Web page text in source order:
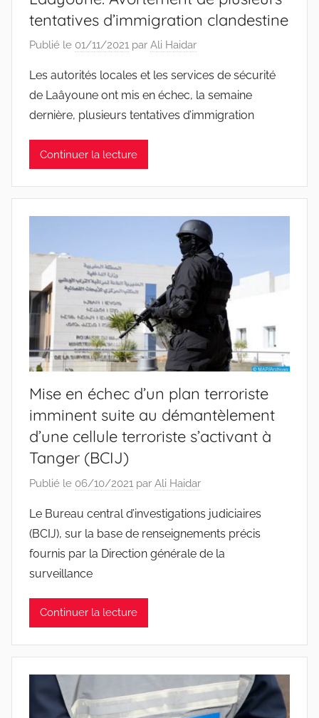
tentatives d’immigration clandestine
Publié le 01/11/2021 par Ali Haidar
Les autorités locales et les services de sécurité
de Laâyoune ont mis en échec, la semaine
dernière, plusieurs tentatives d’immigration
Continuer la lecture
Mise en échec d’un plan terroriste
imminent suite au démantèlement
d’une cellule terroriste s’activant à
Tanger (BCIJ)
Publié le 06/10/2021 par Ali Haidar
Le Bureau central d’investigations judiciaires
(BCIJ), sur la base de renseignements précis
fournis par la Direction générale de la
surveillance
Continuer la lecture